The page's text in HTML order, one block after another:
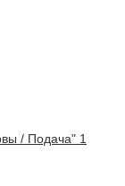
/ Подача" 1